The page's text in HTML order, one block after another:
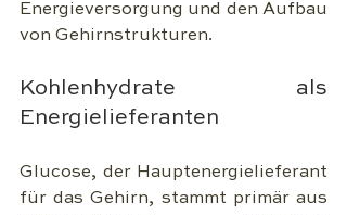
Energieversorgung und den Aufbau
von Gehirnstrukturen.
Kohlenhydrate als
Energielieferanten
Glucose, der Hauptenergielieferant
für das Gehirn, stammt primär aus